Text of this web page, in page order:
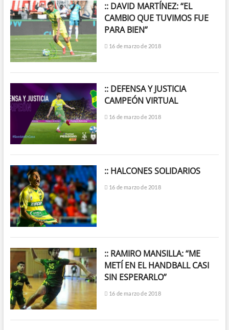
:: DAVID MARTÍNEZ: “EL
CAMBIO QUE TUVIMOS FUE
PARA BIEN”
16 de marzo de 2018
:: DEFENSA Y JUSTICIA
CAMPEÓN VIRTUAL
16 de marzo de 2018
:: HALCONES SOLIDARIOS
16 de marzo de 2018
:: RAMIRO MANSILLA: “ME
METÍ EN EL HANDBALL CASI
SIN ESPERARLO”
16 de marzo de 2018